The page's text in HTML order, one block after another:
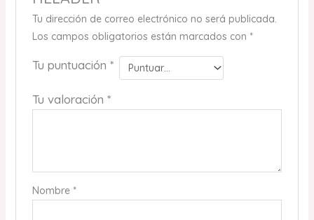
Tu dirección de correo electrónico no será publicada.
Los campos obligatorios están marcados con *
Tu puntuación *
Tu valoración *
Nombre *